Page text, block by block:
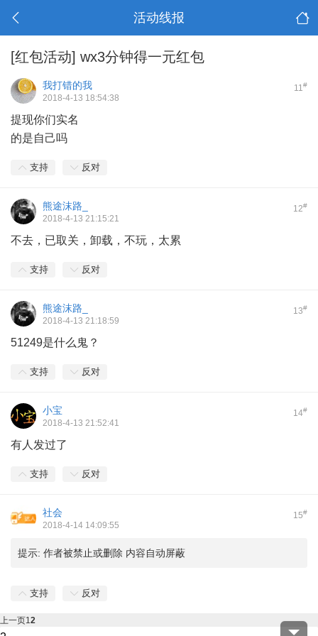
活动线报
[红包活动] wx3分钟得一元红包
11#
我打错的我
2018-4-13 18:54:38
提现你们实名
的是自己吗
支持 反对
12#
熊途沫路_
2018-4-13 21:15:21
不去，已取关，卸载，不玩，太累
支持 反对
13#
熊途沫路_
2018-4-13 21:18:59
51249是什么鬼？
支持 反对
14#
小宝
2018-4-13 21:52:41
有人发过了
支持 反对
15#
社会
2018-4-14 14:09:55
提示: 作者被禁止或删除 内容自动屏蔽
支持 反对
上一页12